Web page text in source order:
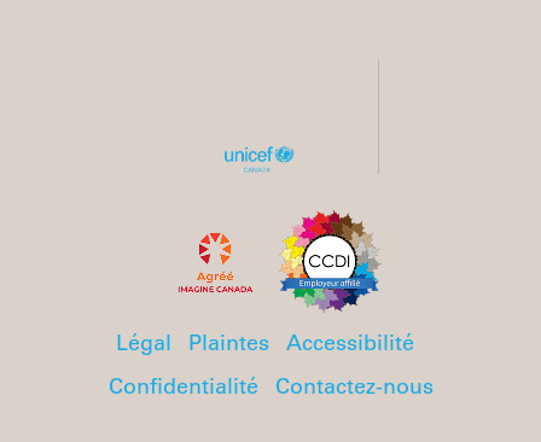
Légal Plaintes
Accessibilité
Confidentialité
Contactez-nous